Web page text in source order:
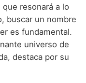
por E
por F
por G
por H
resonará a lo
buscar un nombre
es fundamental.
universo de
destaca por su